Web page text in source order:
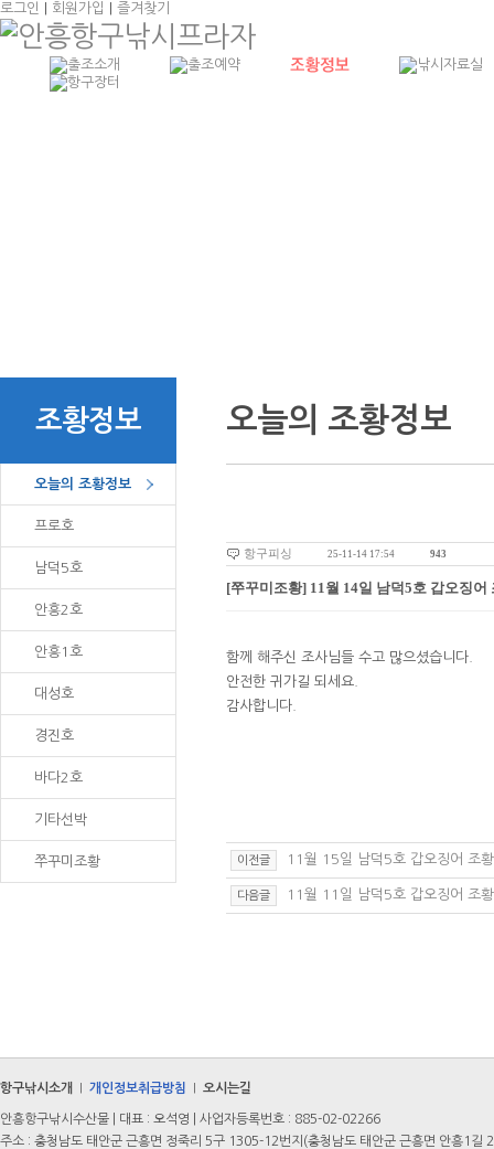
로그인 회원가입 즐겨찾기
조황정보
오늘의 조황정보
프로호
남덕5호
안흥2호
안흥1호
대성호
경진호
바다2호
기타선박
쭈꾸미조황
오늘의 조황정보
항구피싱 25-11-14 17:54 943
[쭈꾸미조황] 11월 14일 남덕5호 갑오징어
함께 해주신 조사님들 수고 많으셨습니다.
안전한 귀가길 되세요.
감사합니다.
이전글 11월 15일 남덕5호 갑오징어 조황
다음글 11월 11일 남덕5호 갑오징어 조황
항구낚시소개 개인정보취급방침 오시는길
안흥항구낚시수산물 | 대표 : 오석영 | 사업자등록번호 : 885-02-02266
주소 : 충청남도 태안군 근흥면 정죽리 5구 1305-12번지(충청남도 태안군 근흥면 안흥1길